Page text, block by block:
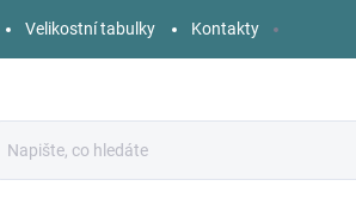
Velikostní tabulky Kontakty